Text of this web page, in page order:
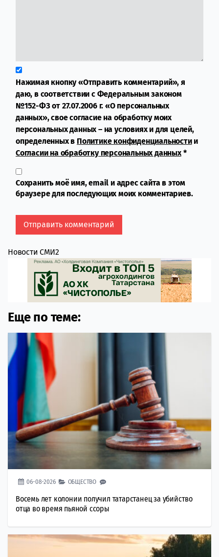
Нажимая кнопку «Отправить комментарий», я
даю, в соответствии с Федеральным законом
№152-ФЗ от 27.07.2006 г. «О персональных
данных», свое согласие на обработку моих
персональных данных – на условиях и для целей,
определенных в Политике конфиденциальностии
Согласии на обработку персональных данных*
Сохранить моё имя, email и адрес сайта в этом
браузере для последующих моих комментариев.
Новости СМИ2
Еще по теме:
06-08-2026 ОБЩЕСТВО
Восемь лет колонии получил татарстанец за убийство
отца во время пьяной ссоры